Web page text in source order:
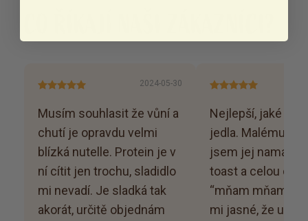
2024-05-30
Musím souhlasit že vůní a
chutí je opravdu velmi
blízká nutelle. Protein je v
ní cítit jen trochu, sladidlo
mi nevadí. Je sladká tak
akorát, určitě objednám
Nejlepší, jaké
jedla. Malému
jsem jej
toast a celou
“mňam mňam
mi jasné, že u